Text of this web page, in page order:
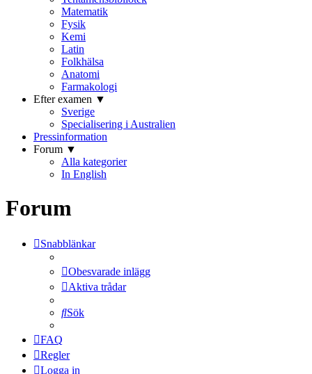
Matematik
Fysik
Kemi
Latin
Folkhälsa
Anatomi
Farmakologi
Efter examen ▼
Sverige
Specialisering i Australien
Pressinformation
Forum ▼
Alla kategorier
In English
Forum
Snabblänkar
Obesvarade inlägg
Aktiva trådar
Sök
FAQ
Regler
Logga in